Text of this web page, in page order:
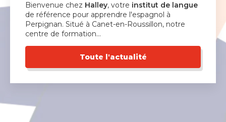
Bienvenue chez Halley, votre institut de langue
de référence pour apprendre l'espagnol à
Perpignan. Situé à Canet-en-Roussillon, notre
centre de formation…
Toute l'actualité